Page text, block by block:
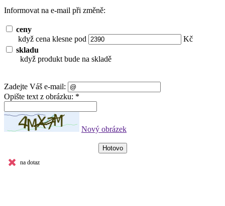
na dotaz
Informovat na e-mail při změně:
ceny
když cena klesne pod
Kč
skladu
když produkt bude na skladě
Zadejte Váš e-mail:
Opište text z obrázku: *
Nový obrázek